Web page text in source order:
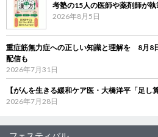
考塾の15人の医師や薬剤師が執
2026年8月5日
重症筋無力症への正しい知識と理解を 8月8
配信も
2026年7月31日
【がんを生きる緩和ケア医・大橋洋平「足し
2026年7月28日